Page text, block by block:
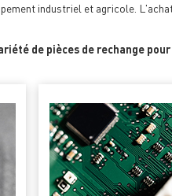
industriel et agricole.
de pièces de rechange